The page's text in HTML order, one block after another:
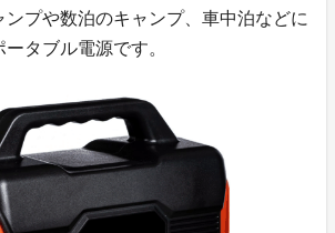
ンプや数泊のキャンプ、車中泊などに
タブル電源です。